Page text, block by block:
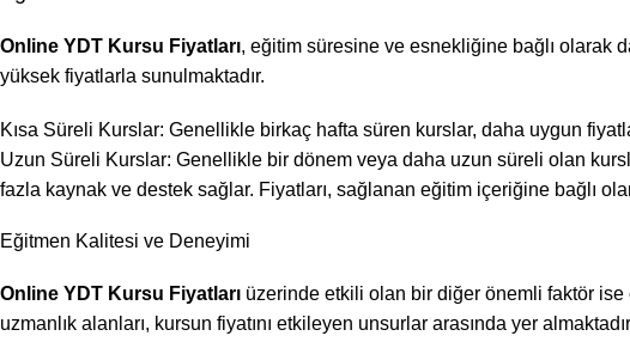
Online YDT Kursu Fiyatları, eğitim süresine ve esnekliğine bağlı olarak
yüksek fiyatlarla sunulmaktadır.
Kısa Süreli Kurslar: Genellikle birkaç hafta süren kurslar, daha uygun
Uzun Süreli Kurslar: Genellikle bir dönem veya daha uzun süreli olan
fazla kaynak ve destek sağlar. Fiyatları, sağlanan eğitim içeriğine bağlı
Eğitmen Kalitesi ve Deneyimi
Online YDT Kursu Fiyatları üzerinde etkili olan bir diğer önemli faktör
uzmanlık alanları, kursun fiyatını etkileyen unsurlar arasında yer